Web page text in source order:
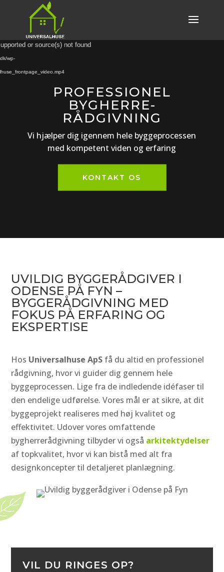
Videoafspilleror source(s) not found
wp-
Videoafspilleror source(s) not found
wp-
PROFESSIONEL
BYGHERRE­
RÅDGIVNING
Vi hjælper dig igennem hele byggeprocessen
med kompetent viden og erfaring
KONTAKT OS
UVILDIG BYGGERÅDGIVER I
ODENSE PÅ FYN –
BYGGERÅDGIVNING MED
FOKUS PÅ ERFARING OG
EKSPERTISE
Hos Universalhuse ApS få du altid en professionel
rådgivning, hvor vi guider dig gennem hele
byggeprocessen. Lige fra de indledende idéfaser til
den endelige udførelse. Vores mål er at sikre, at dit
byggeprojekt realiseres med høj kvalitet og
effektivitet. Udover vores omfattende
bygherrerådgivning tilbyder vi også arkitektydelser
af topkvalitet, hvor vi kan bistå med alt fra
designkoncepter til detaljeret planlægning.
VIL DU RINGES OP?